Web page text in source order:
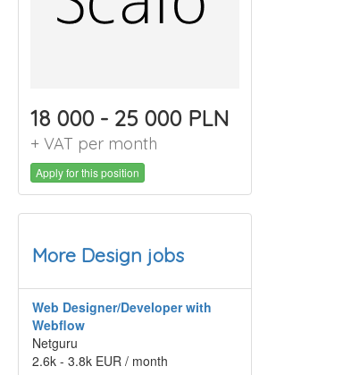
18 000 - 25 000 PLN
+ VAT per month
Apply for this position
More Design jobs
Web Designer/Developer with
Webflow
Netguru
2.6k - 3.8k EUR / month